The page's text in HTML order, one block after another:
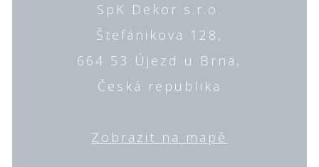
SpK Dekor s.r.o.
Štefánikova 128,
664 53 Újezd u Brna,
Česká republika
Zobrazit na mapě